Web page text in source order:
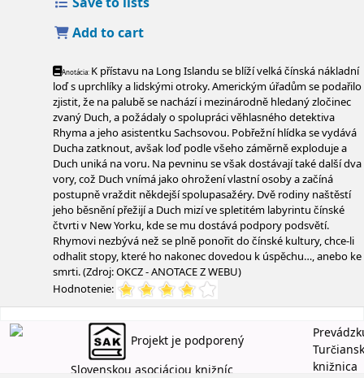
Add to cart
Anotácia: K přístavu na Long Islandu se blíží velká čínská nákladní
loď s uprchlíky a lidskými otroky. Americkým úřadům se podařilo
zjistit, že na palubě se nachází i mezinárodně hledaný zločinec
zvaný Duch, a požádaly o spolupráci věhlasného detektiva
Rhyma a jeho asistentku Sachsovou. Pobřežní hlídka se vydává
Ducha zatknout, avšak loď podle všeho záměrně exploduje a
Duch uniká na voru. Na pevninu se však dostávají také další dva
vory, což Duch vnímá jako ohrožení vlastní osoby a začíná
postupně vraždit někdejší spolupasažéry. Dvě rodiny naštěstí
jeho běsnění přežijí a Duch mizí ve spletitém labyrintu čínské
čtvrti v New Yorku, kde se mu dostává podpory podsvětí.
Rhymovi nezbývá než se plně ponořit do čínské kultury, chce-li
odhalit stopy, které ho nakonec dovedou k úspěchu…, anebo ke
smrti. (Zdroj: OKCZ - ANOTACE Z WEBU)
Hodnotenie:
Projekt je podporený
Slovenskou asociáciou knižníc
knižnica